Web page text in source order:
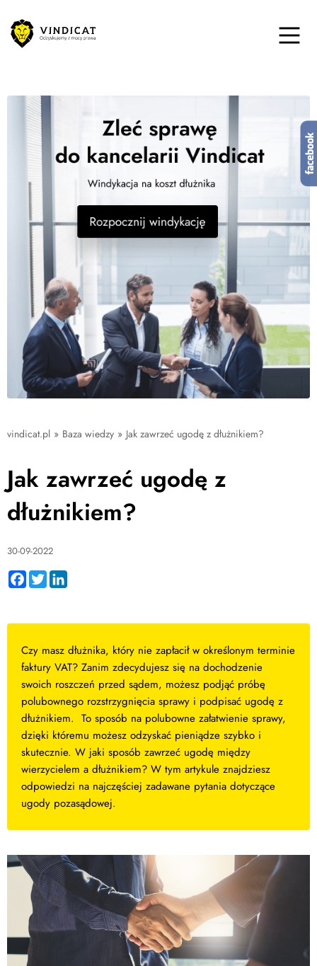
vindicat.pl » Baza wiedzy » Jak zawrzeć ugodę z dłużnikiem?
Jak zawrzeć ugodę z
dłużnikiem?
30-09-2022
Facebook
Twitter
Czy masz dłużnika, który nie zapłacił w określonym terminie
faktury VAT? Zanim zdecydujesz się na dochodzenie
swoich roszczeń przed sądem, możesz podjąć próbę
polubownego rozstrzygnięcia sprawy i podpisać ugodę z
dłużnikiem. To sposób na polubowne załatwienie sprawy,
dzięki któremu możesz odzyskać pieniądze szybko i
skutecznie. W jaki sposób zawrzeć ugodę między
wierzycielem a dłużnikiem? W tym artykule znajdziesz
odpowiedzi na najczęściej zadawane pytania dotyczące
ugody pozasądowej.